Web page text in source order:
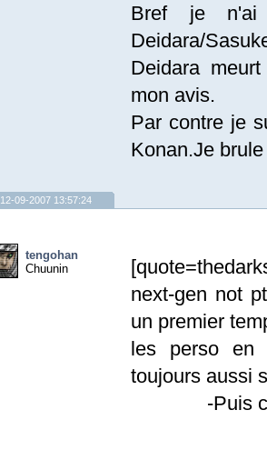
Bref je n'ai
Deidara/
Deidara
mon avis.
Par contre je
Konan.Je
12-09-2007 13:57:24
tengohan
Chuunin
next-gen not
un premier
les perso en
toujours aussi
-Puis